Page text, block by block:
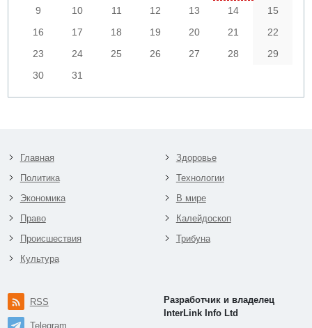
9
10 11 12 13 14
15
16
17 18 19 20 21
22
23
24 25 26 27 28
29
30
31
Главная
Политика
Экономика
Право
Происшествия
Культура
Здоровье
Технологии
В мире
Калейдоскоп
Трибуна
RSS
Telegram
Разработчик и владелец
InterLink Info Ltd